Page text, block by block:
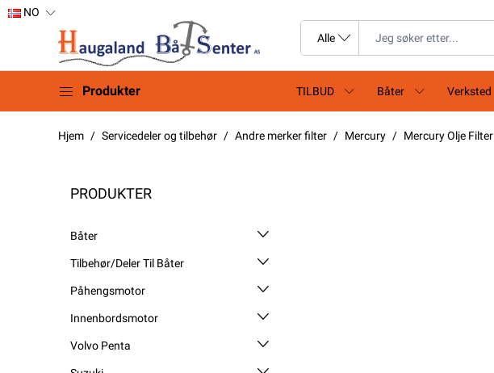
NO
Produkter TILBUD Båter Verksted
Hjem Servicedeler og tilbehør Andre merker filter Mercury Mercury Olje Filter
PRODUKTER
Båter
Tilbehør/Deler Til Båter
Påhengsmotor
Innenbordsmotor
Volvo Penta